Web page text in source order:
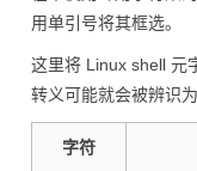
用单引号将其框选。
这里将 Linux shell 元
转义可能就会被辨识
字符